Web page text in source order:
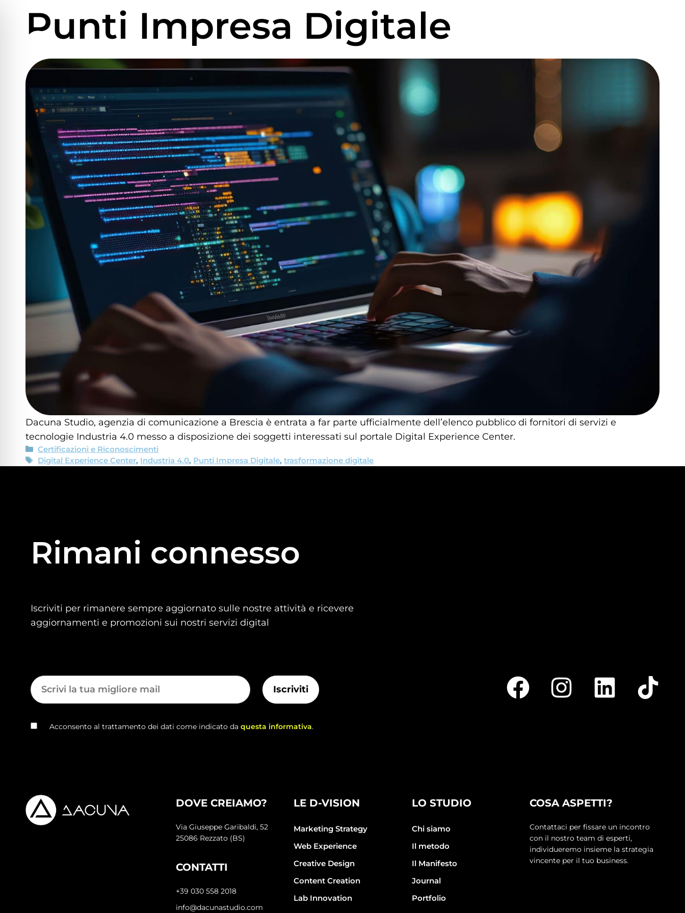
Punti Impresa Digitale
Dacuna Studio, agenzia di comunicazione a Brescia è entrata a far parte ufficialmente dell’elenco pubblico di fornitori di servizi e
tecnologie Industria 4.0 messo a disposizione dei soggetti interessati sul portale Digital Experience Center.
Certificazioni e Riconoscimenti
Digital Experience Center, Industria 4.0, Punti Impresa Digitale,trasformazione digitale
Rimani connesso
Iscriviti per rimanere sempre aggiornato sulle nostre attività e ricevere
aggiornamenti e promozioni sui nostri servizi digital
Acconsento al trattamento dei dati come indicato da questa informativa.
DOVE CREIAMO?
Via Giuseppe Garibaldi, 52
25086 Rezzato (BS)
CONTATTI
+39 030 558 2018
info@dacunastudio.com
LE D-VISION
Marketing Strategy
Web Experience
Creative Design
Content Creation
Lab Innovation
LO STUDIO
Chi siamo
Il metodo
Il Manifesto
Journal
Portfolio
COSA ASPETTI?
Contattaci per fissare un incontro
con il nostro team di esperti,
individueremo insieme la strategia
vincente per il tuo business.